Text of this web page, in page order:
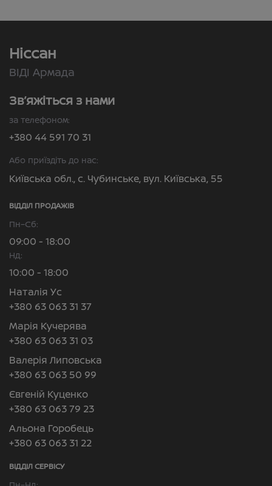
Ніссан
ВІДІ Армада
Зв’яжіться з нами
за телефоном:
+380 44 591 70 31
Або приїздіть до нас:
Київська обл., с. Чубинське, вул. Київська, 55
ВІДДІЛ ПРОДАЖІВ
Пн–Сб:
09:00 - 18:00
Нд:
10:00 - 18:00
Наталія Ус
+380 63 063 31 37
Марія Кучерява
+380 63 063 31 03
Валерія Липовська
+380 63 063 50 99
Євгеній Куценко
+380 63 063 79 23
Альона Горобець
+380 63 063 31 22
ВІДДІЛ CЕРВІСУ